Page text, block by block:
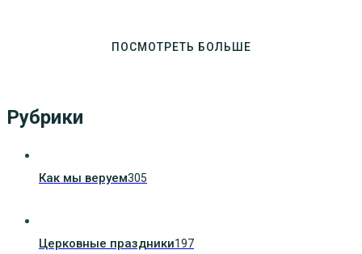
ПОСМОТРЕТЬ БОЛЬШЕ
Рубрики
Как мы веруем305
Церковные праздники197